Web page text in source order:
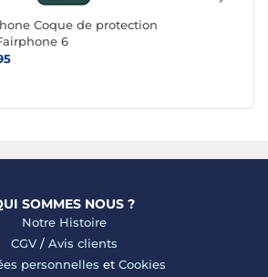
Coque de protection
6
SOMMES NOUS ?
Notre Histoire
CGV/ Avis clients
personnelles et Cookies